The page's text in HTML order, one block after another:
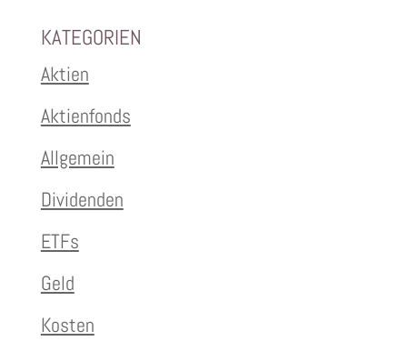
KATEGORIEN
Aktien
Aktienfonds
Allgemein
Dividenden
ETFs
Geld
Kosten